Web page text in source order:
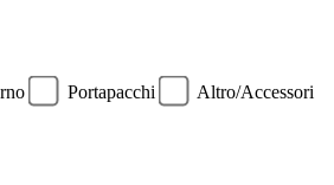
Portapacchi Altro/Accessori